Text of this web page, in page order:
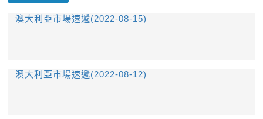
澳大利亞市場速遞(2022-08-15)
澳大利亞市場速遞(2022-08-12)